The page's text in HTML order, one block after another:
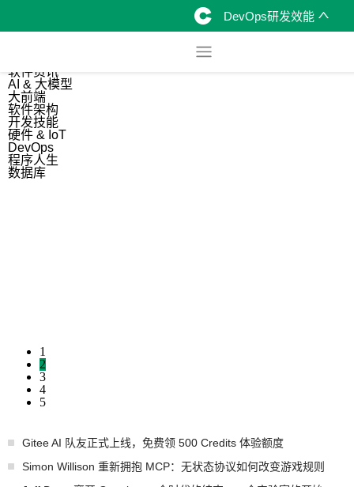
DevOps研发效能
软件资讯
AI & 大模型
大前端
软件架构
开发技能
硬件 & IoT
DevOps
程序人生
数据库
1
2
3
4
5
Gitee AI 队友正式上线，免费领 500 Credits 体验额度
Simon Willison 重新拥抱 MCP：无状态协议如何改变游戏规则